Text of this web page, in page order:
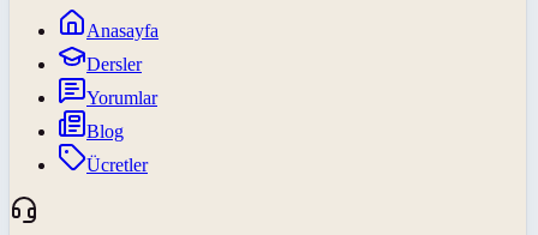
Anasayfa
Dersler
Yorumlar
Blog
Ücretler